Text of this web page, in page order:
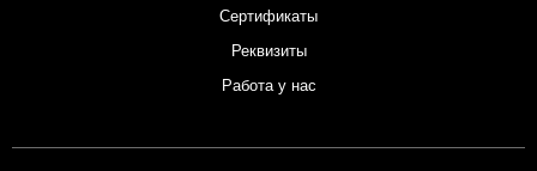
Сертификаты
Реквизиты
Работа у нас